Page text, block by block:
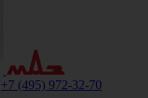
+7 (495) 972-32-70